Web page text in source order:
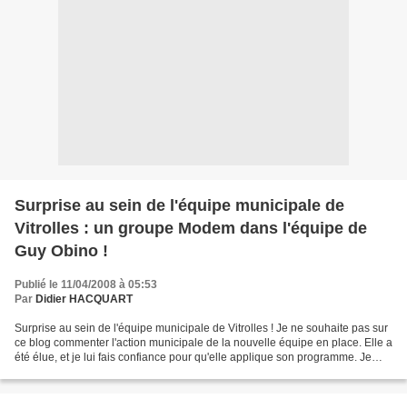
Surprise au sein de l'équipe municipale de
Vitrolles : un groupe Modem dans l'équipe de
Guy Obino !
Publié le 11/04/2008 à 05:53
Par Didier HACQUART
Surprise au sein de l'équipe municipale de Vitrolles ! Je ne souhaite pas sur
ce blog commenter l'action municipale de la nouvelle équipe en place. Elle a
été élue, et je lui fais confiance pour qu'elle applique son programme. Je